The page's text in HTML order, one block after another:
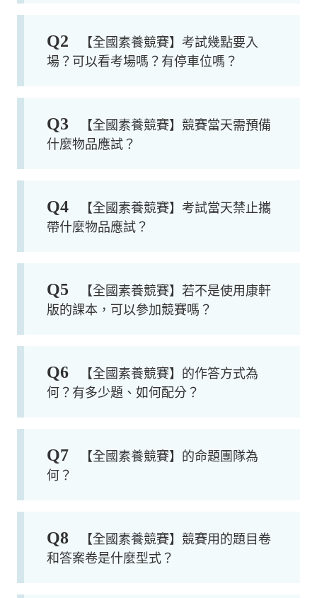
Q2
【全國素養競賽】考試幾點要入
場？可以看考場嗎？有停車位嗎？
Q3
【全國素養競賽】競賽當天需預備
什麼物品應試？
Q4
【全國素養競賽】考試當天禁止攜
帶什麼物品應試？
Q5
【全國素養競賽】若不是使用康軒
版的課本，可以參加競賽嗎？
Q6
【全國素養競賽】的作答方式為
何？有多少題、如何配分？
Q7
【全國素養競賽】的命題團隊為
何？
Q8
【全國素養競賽】競賽用的題目卷
和答案卷是什麼型式？